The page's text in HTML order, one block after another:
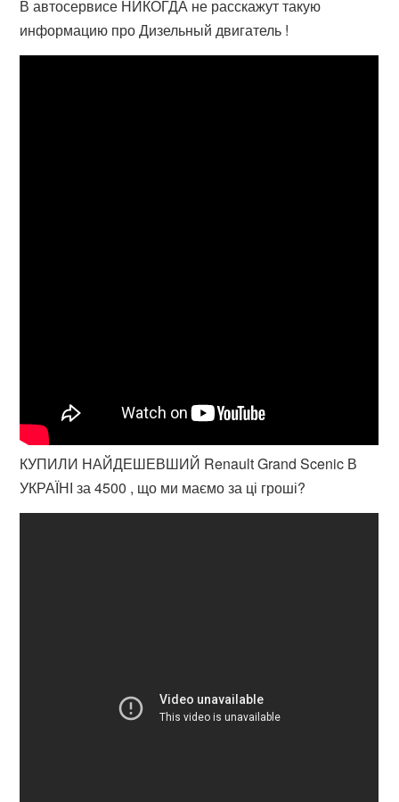
В автосервисе НИКОГДА не расскажут такую
информацию про Дизельный двигатель !
КУПИЛИ НАЙДЕШЕВШИЙ Renault Grand Scenic В
УКРАЇНІ за 4500 , що ми маємо за ці гроші?